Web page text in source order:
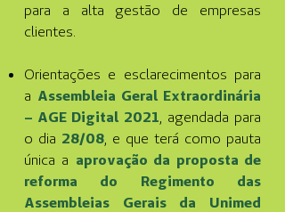
para a alta gestão de empresas
clientes.
Orientações e esclarecimentos para
a Assembleia Geral Extraordinária
– AGE Digital 2021, agendada para
o dia 28/08, e que terá como pauta
única a aprovação da proposta de
reforma do Regimento das
Assembleias Gerais da Unimed